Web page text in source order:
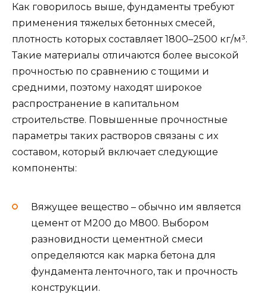
Как говорилось выше, фундаменты требуют
применения тяжелых бетонных смесей,
плотность которых составляет 1800–2500 кг/м³.
Такие материалы отличаются более высокой
прочностью по сравнению с тощими и
средними, поэтому находят широкое
распространение в капитальном
строительстве. Повышенные прочностные
параметры таких растворов связаны с их
составом, который включает следующие
компоненты:
Вяжущее вещество – обычно им является
цемент от М200 до М800. Выбором
разновидности цементной смеси
определяются как марка бетона для
фундамента ленточного, так и прочность
конструкции.